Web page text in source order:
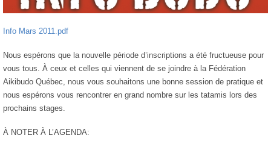
Info Mars 2011.pdf
Nous espérons que la nouvelle période d’inscriptions a été fructueuse pour
vous tous. À ceux et celles qui viennent de se joindre à la Fédération
Aikibudo Québec, nous vous souhaitons une bonne session de pratique et
nous espérons vous rencontrer en grand nombre sur les tatamis lors des
prochains stages.
À NOTER À L’AGENDA: